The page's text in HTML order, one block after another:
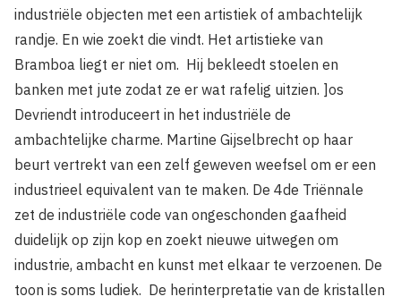
industriële objecten met een artistiek of ambachtelijk
randje. En wie zoekt die vindt. Het artistieke van
Bramboa liegt er niet om. Hij bekleedt stoelen en
banken met jute zodat ze er wat rafelig uitzien. ]os
Devriendt introduceert in het industriële de
ambachtelijke charme. Martine Gijselbrecht op haar
beurt vertrekt van een zelf geweven weefsel om er een
industrieel equivalent van te maken. De 4de Triënnale
zet de industriële code van ongeschon­den gaafheid
duidelijk op zijn kop en zoekt nieuwe uitwegen om
industrie, ambacht en kunst met elkaar te verzoenen. De
toon is soms ludiek. De herinterpretatie van de kristallen